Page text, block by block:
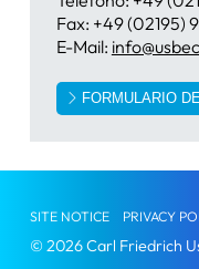
Fax: +49 (02195)
E-Mail:
FORMULARIO
SITE NOTICE PRIVACY
© 2026 Carl Friedrich